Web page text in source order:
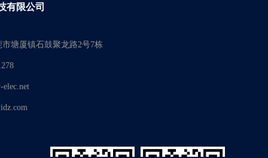
有限公司
塘厦镇石鼓聚龙路2号7栋
elec.net